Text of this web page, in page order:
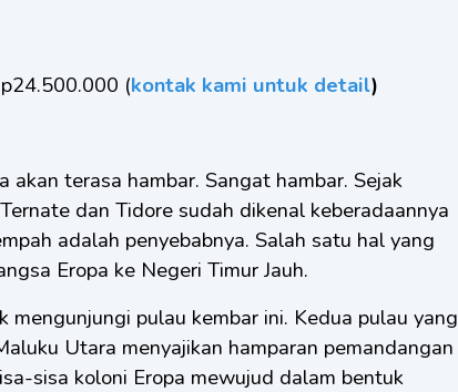
(kontak kami untuk detail)
akan terasa hambar. Sangat hambar. Sejak
dan Tidore sudah dikenal keberadaannya
adalah penyebabnya. Salah satu hal yang
Eropa ke Negeri Timur Jauh.
mengunjungi pulau kembar ini. Kedua pulau yang
Utara menyajikan hamparan pemandangan
sisa koloni Eropa mewujud dalam bentuk